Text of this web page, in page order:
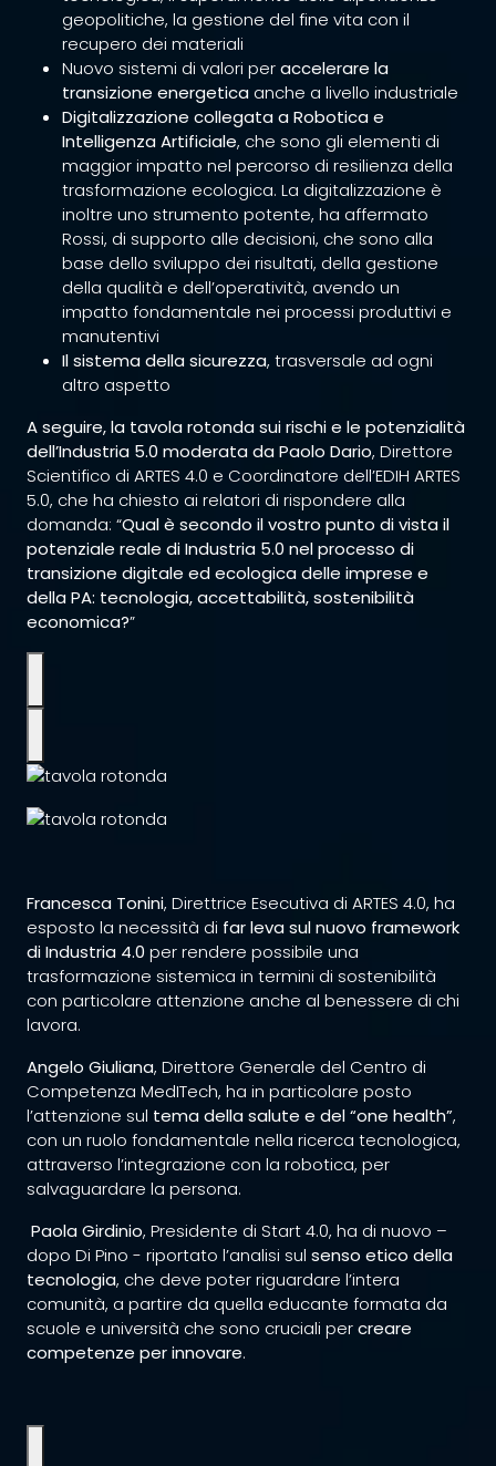
geopolitiche, la gestione del fine vita con il
recupero dei materiali
Nuovo sistemi di valori peraccelerare la
transizione energetica anche a livello industriale
Digitalizzazione collegata a Robotica e
Intelligenza Artificiale, che sono gli elementi di
maggior impatto nel percorso di resilienza della
trasformazione ecologica. La digitalizzazione è
inoltre uno strumento potente, ha affermato
Rossi, di supporto alle decisioni, che sono alla
base dello sviluppo dei risultati, della gestione
della qualità e dell’operatività, avendo un
impatto fondamentale nei processi produttivi e
manutentivi
Il sistema della sicurezza, trasversale ad ogni
altro aspetto
A seguire, la tavola rotonda sui rischi e le potenzialità
dell’Industria 5.0 moderata daPaolo Dario, Direttore
Scientifico di ARTES 4.0 e Coordinatore dell’EDIH ARTES
5.0, che ha chiesto ai relatori di rispondere alla
domanda: “Qual è secondo il vostro punto di vista il
potenziale reale di Industria 5.0 nel processo di
transizione digitale ed ecologica delle imprese e
della PA: tecnologia, accettabilità, sostenibilità
economica?”
Francesca Tonini, Direttrice Esecutiva di ARTES 4.0, ha
esposto la necessità di far leva sul nuovo framework
di Industria 4.0 per rendere possibile una
trasformazione sistemica in termini di sostenibilità
con particolare attenzione anche al benessere di chi
lavora.
Angelo Giuliana, Direttore Generale del Centro di
Competenza MedITech, ha in particolare posto
l’attenzione sul tema della salute e del “one health”,
con un ruolo fondamentale nella ricerca tecnologica,
attraverso l’integrazione con la robotica, per
salvaguardare la persona.
Paola Girdinio, Presidente di Start 4.0, ha di nuovo –
dopo Di Pino - riportato l’analisi sul senso etico della
tecnologia, che deve poter riguardare l’intera
comunità, a partire da quella educante formata da
scuole e università che sono cruciali percreare
competenze per innovare.